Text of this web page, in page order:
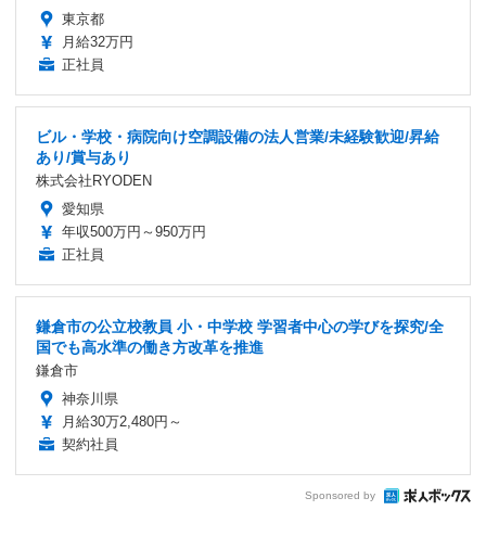
東京都
月給32万円
正社員
ビル・学校・病院向け空調設備の法人営業/未経験歓迎/昇給
あり/賞与あり
株式会社RYODEN
愛知県
年収500万円～950万円
正社員
鎌倉市の公立校教員 小・中学校 学習者中心の学びを探究/全
国でも高水準の働き方改革を推進
鎌倉市
神奈川県
月給30万2,480円～
契約社員
Sponsored by